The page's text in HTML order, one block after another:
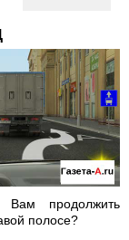
Вам продолжить
полосе?